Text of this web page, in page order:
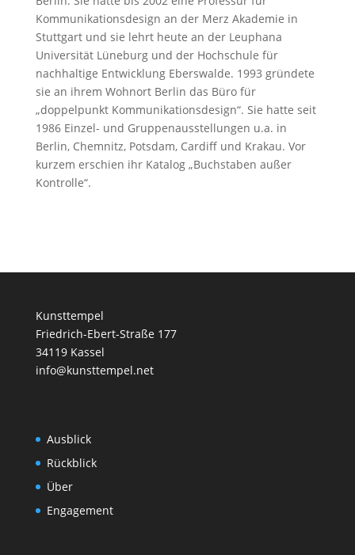
Kommunikationsdesign an der Merz Akademie in
Stuttgart und sie lehrt heute an der Leuphana
Universität Lüneburg und der Hochschule für
nachhaltige Entwicklung Eberswalde. 1993 gründete
sie an ihrem Wohnort Berlin das Büro für
„doppelpunkt Kommunikationsdesign“. Sie hatte seit
1986 Einzel- und Gruppenausstellungen u.a. in
Berlin, Chemnitz, Potsdam, Cardiff und Krakau. Vor
kurzem erschien ihr Katalog „Buchstaben außer
Kontrolle“.
Kunsttempel
Friedrich-Ebert-Straße 177
34119 Kassel
info@kunsttempel.net
Ausblick
Rückblick
Über
Engagement